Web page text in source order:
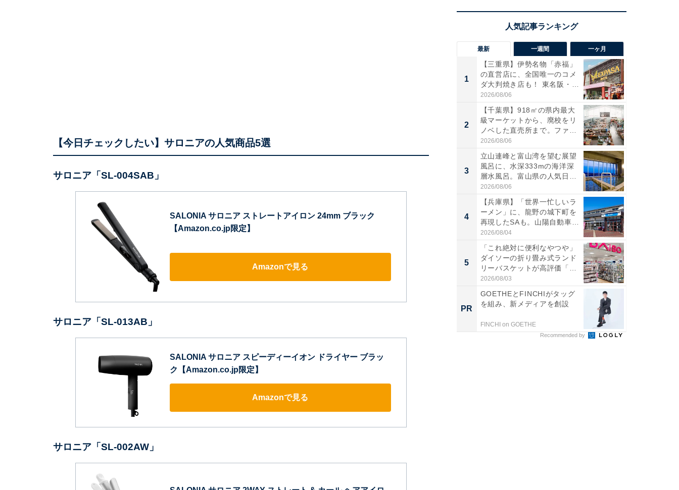
【今日チェックしたい】サロニアの人気商品5選
サロニア「SL-004SAB」
SALONIA サロニア ストレートアイロン 24mm ブラック
【Amazon.co.jp限定】
Amazonで見る
サロニア「SL-013AB」
SALONIA サロニア スピーディーイオン ドライヤー ブラッ
ク【Amazon.co.jp限定】
Amazonで見る
サロニア「SL-002AW」
最新 一週間 一ヶ月
1
【三重県】伊勢名物「赤福」
の直営店に、全国唯一のコメ
ダ大判焼き店も！ 東名阪・
伊...
2026/08/06
2
【千葉県】918㎡の県内最大
級マーケットから、廃校をリ
ノベした直売所まで。ファ
ー...
2026/08/06
3
立山連峰と富山湾を望む展望
風呂に、水深333mの海洋深
層水風呂。富山県の人気日
帰...
2026/08/06
4
【兵庫県】「世界一忙しいラ
ーメン」に、龍野の城下町を
再現したSAも。山陽自動車
道...
2026/08/04
5
「これ絶対に便利なやつや」
ダイソーの折り畳み式ランド
リーバスケットが高評価「使
わ...
2026/08/03
PR
GOETHEとFINCHIがタッグ
を組み、新メディアを創設
FINCHI on GOETHE
Recommended by